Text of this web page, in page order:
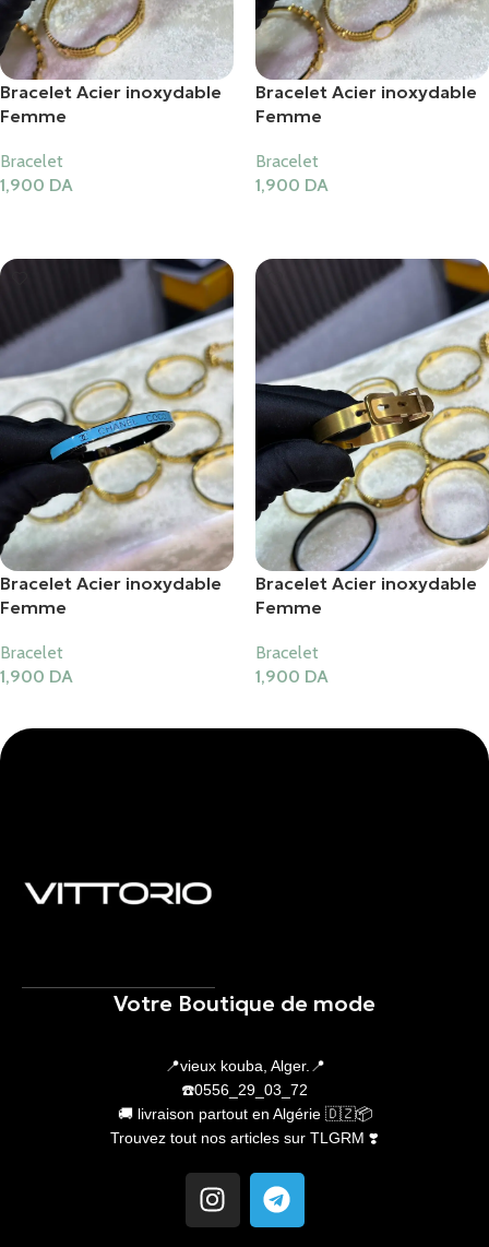
Bracelet Acier inoxydable
Femme
Bracelet
1,900 DA
Bracelet Acier inoxydable
Femme
Bracelet
1,900 DA
Bracelet Acier inoxydable
Femme
Bracelet
1,900 DA
Bracelet Acier inoxydable
Femme
Bracelet
1,900 DA
Votre Boutique de mode
📍vieux kouba, Alger.📍
☎️0556_29_03_72
🚚 livraison partout en Algérie 🇩🇿📦
Trouvez tout nos articles sur TLGRM ❣️